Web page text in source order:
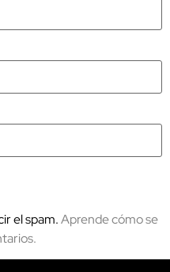
el spam.Aprende cómo se